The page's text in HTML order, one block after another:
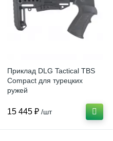
Приклад DLG Tactical TBS
Compact для турецких
ружей
15 445 ₽ /шт